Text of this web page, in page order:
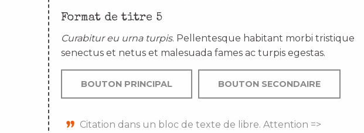
Format de titre 5
Curabitur eu urna turpis. Pellentesque habitant morbi tristique
senectus et netus et malesuada fames ac turpis egestas.
BOUTON PRINCIPAL BOUTON SECONDAIRE
Citation dans un bloc de texte de libre. Attention =>